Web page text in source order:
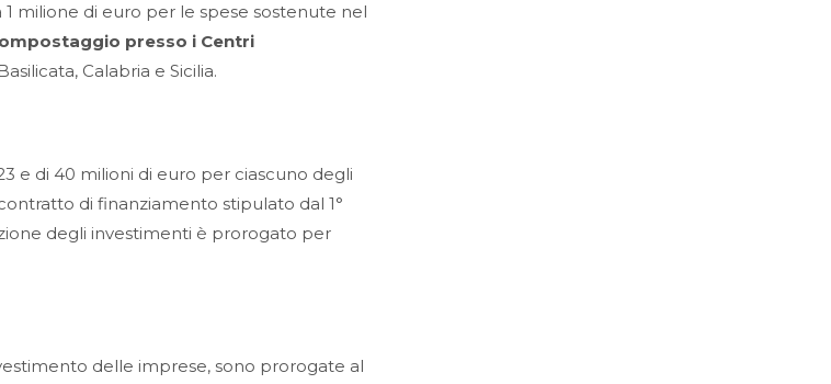
milione di euro per le spese sostenute nel
presso i Centri
Calabria e Sicilia.
e di 40 milioni di euro per ciascuno degli
di finanziamento stipulato dal 1°
degli investimenti è prorogato per
delle imprese, sono prorogate al